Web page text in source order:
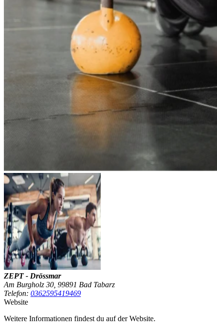
ZEPT - Drössmar
Am Burgholz 30, 99891 Bad Tabarz
Telefon: 0362595419469
Website
Weitere Informationen findest du auf der Website.